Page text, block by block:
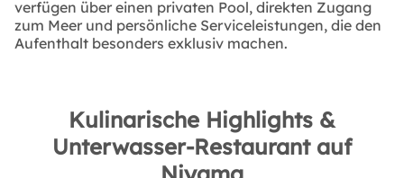
verfügen über einen privaten Pool, direkten Zugang
zum Meer und persönliche Serviceleistungen, die den
Aufenthalt besonders exklusiv machen.
Kulinarische Highlights &
Unterwasser-Restaurant auf